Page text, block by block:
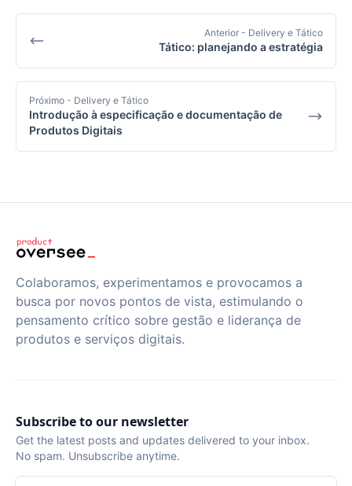
Anterior - Delivery e Tático
Tático: planejando a estratégia
Próximo - Delivery e Tático
Introdução à especificação e documentação de
Produtos Digitais
Colaboramos, experimentamos e provocamos a
busca por novos pontos de vista, estimulando o
pensamento crítico sobre gestão e liderança de
produtos e serviços digitais.
Subscribe to our newsletter
Get the latest posts and updates delivered to your inbox.
No spam. Unsubscribe anytime.